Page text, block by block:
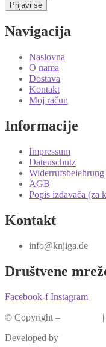
Prijavi se
Navigacija
Naslovna
O nama
Dostava
Kontakt
Moj račun
Informacije
Impressum
Datenschutz
Widerrufsbelehrung
AGB
Popis izdavača (za
Kontakt
info@knjiga.de
Društvene
Facebook-f Instagram
© Copyright –
|
Developed by